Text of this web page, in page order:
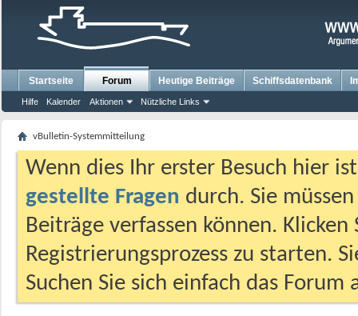
Startseite Forum
Hilfe Kalender Aktionen Nützliche Links
Heutige Beiträge Schiffsdatenbank
vBulletin-Systemmitteilung
Wenn dies Ihr erster Besuch hier
gestellte Fragen durch. Sie
Beiträge verfassen können.
Registrierungsprozess zu starten.
Suchen Sie sich einfach das